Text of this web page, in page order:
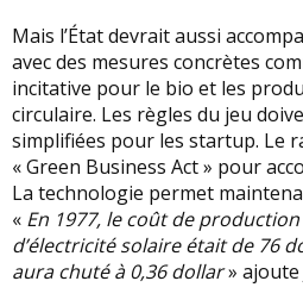
Mais l’État devrait aussi
avec des mesures concrètes
incitative pour le bio et les
circulaire. Les règles du jeu
simplifiées pour les startup. Le
« Green Business Act » pour
La technologie permet
« En 1977, le coût de
d’électricité solaire était de 76
aura chuté à 0,36 dollar» ajoute